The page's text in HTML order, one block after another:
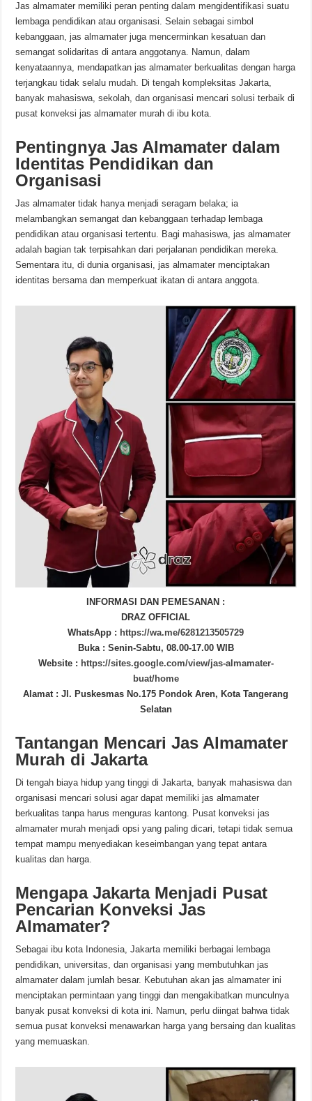
Jas almamater memiliki peran penting dalam mengidentifikasi suatu
lembaga pendidikan atau organisasi. Selain sebagai simbol
kebanggaan, jas almamater juga mencerminkan kesatuan dan
semangat solidaritas di antara anggotanya. Namun, dalam
kenyataannya, mendapatkan jas almamater berkualitas dengan harga
terjangkau tidak selalu mudah. Di tengah kompleksitas Jakarta,
banyak mahasiswa, sekolah, dan organisasi mencari solusi terbaik di
pusat konveksi jas almamater murah di ibu kota.
Pentingnya Jas Almamater dalam
Identitas Pendidikan dan
Organisasi
Jas almamater tidak hanya menjadi seragam belaka; ia
melambangkan semangat dan kebanggaan terhadap lembaga
pendidikan atau organisasi tertentu. Bagi mahasiswa, jas almamater
adalah bagian tak terpisahkan dari perjalanan pendidikan mereka.
Sementara itu, di dunia organisasi, jas almamater menciptakan
identitas bersama dan memperkuat ikatan di antara anggota.
INFORMASI DAN PEMESANAN :
DRAZ OFFICIAL
WhatsApp : https://wa.me/6281213505729
Buka : Senin-Sabtu, 08.00-17.00 WIB
Website : https://sites.google.com/view/jas-almamater-
buat/home
Alamat : Jl. Puskesmas No.175 Pondok Aren, Kota Tangerang
Selatan
Tantangan Mencari Jas Almamater
Murah di Jakarta
Di tengah biaya hidup yang tinggi di Jakarta, banyak mahasiswa dan
organisasi mencari solusi agar dapat memiliki jas almamater
berkualitas tanpa harus menguras kantong. Pusat konveksi jas
almamater murah menjadi opsi yang paling dicari, tetapi tidak semua
tempat mampu menyediakan keseimbangan yang tepat antara
kualitas dan harga.
Mengapa Jakarta Menjadi Pusat
Pencarian Konveksi Jas
Almamater?
Sebagai ibu kota Indonesia, Jakarta memiliki berbagai lembaga
pendidikan, universitas, dan organisasi yang membutuhkan jas
almamater dalam jumlah besar. Kebutuhan akan jas almamater ini
menciptakan permintaan yang tinggi dan mengakibatkan munculnya
banyak pusat konveksi di kota ini. Namun, perlu diingat bahwa tidak
semua pusat konveksi menawarkan harga yang bersaing dan kualitas
yang memuaskan.